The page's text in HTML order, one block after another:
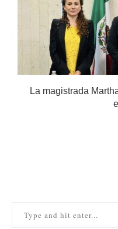
La magistrada